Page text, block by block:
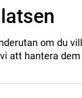
om du
att hantera